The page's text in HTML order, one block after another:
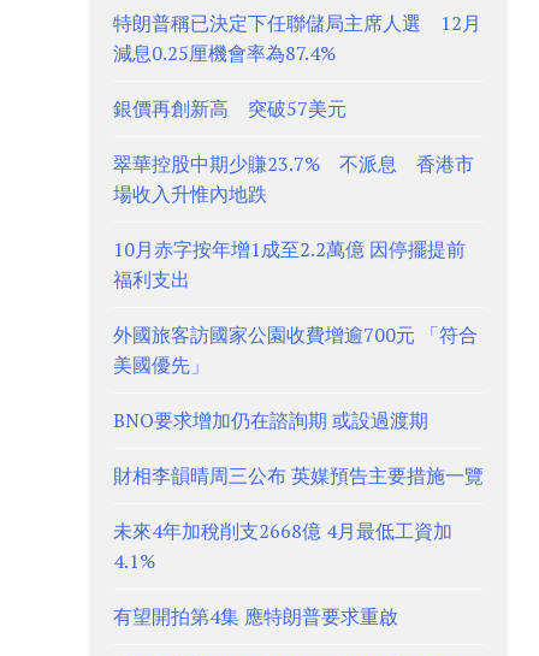
特朗普稱已決定下任聯儲局主席人選 12月
減息0.25厘機會率為87.4%
銀價再創新高 突破57美元
翠華控股中期少賺23.7% 不派息 香港市
場收入升惟內地跌
10月赤字按年增1成至2.2萬億 因停擺提前
福利支出
外國旅客訪國家公園收費增逾700元 「符合
美國優先」
BNO要求增加仍在諮詢期 或設過渡期
財相李韻晴周三公布 英媒預告主要措施一覽
未來4年加稅削支2668億 4月最低工資加
4.1%
有望開拍第4集 應特朗普要求重啟